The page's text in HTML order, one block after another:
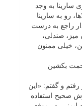
به وجد
رو به سارینا
راجع به درست
صندلی،
خیلی ممنون
بکشین
و گفتم: «این
صحیح استفاده